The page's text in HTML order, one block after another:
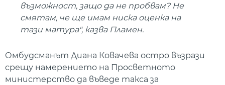
възможност, защо да не пробвам? Не
смятам, че ще имам ниска оценка на
тази матура", казва Пламен.
Омбудсманът Диана Ковачева остро възрази
срещу намерението на Просветното
министерство да въведе такса за